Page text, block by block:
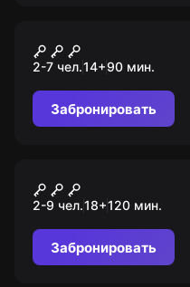
Ночные
2-7 чел.14+90 мин.
Забронировать
Квиз, плиз!
2-9 чел.18+120 мин.
Забронировать